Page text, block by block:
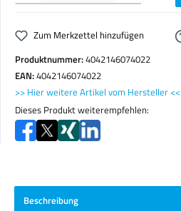
Zum Merkzettel hinzufügen
Produktnummer:4042146074022
EAN:4042146074022
>> Hier weitere Artikel vom Hersteller <<
Dieses Produkt weiterempfehlen:
Beschreibung